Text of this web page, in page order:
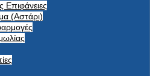
Επιφάνειες
(Αστάρι)